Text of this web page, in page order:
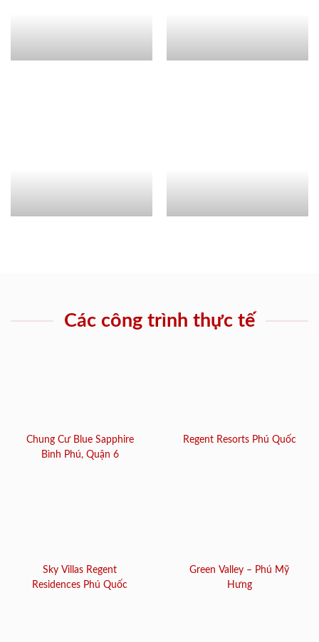
Các công trình thực tế
Chung Cư Blue Sapphire
Bình Phú, Quận 6
Regent Resorts Phú Quốc
Sky Villas Regent
Residences Phú Quốc
Green Valley – Phú Mỹ
Hưng